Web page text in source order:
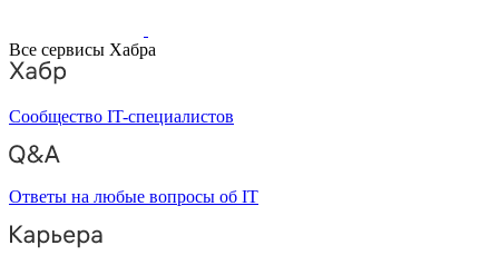
Все сервисы Хабра
Сообщество IT-специалистов
Ответы на любые вопросы об IT